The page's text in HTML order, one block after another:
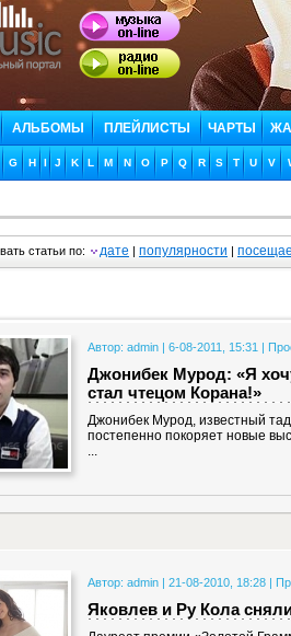
АЛЬБОМЫ ПЛЕЙЛИСТЫ ЧАРТЫ
G H I J K L M N O P Q R S T U V
статьи по: дате | популярности |
Автор: admin | 6-08-2011, 15:31 |
Джонибек Мурод: «Я
стал чтецом Корана!»
Джонибек Мурод, известный
постепенно покоряет новые
...
Автор: admin | 21-08-2010, 18:28 |
Яковлев и Ру Кола